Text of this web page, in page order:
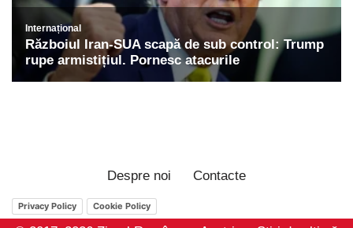
Despre noi Contacte
Privacy Policy Cookie Policy